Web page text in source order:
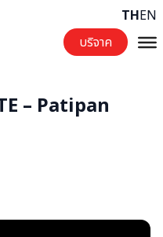
บริจาค
THEN
– Patipan